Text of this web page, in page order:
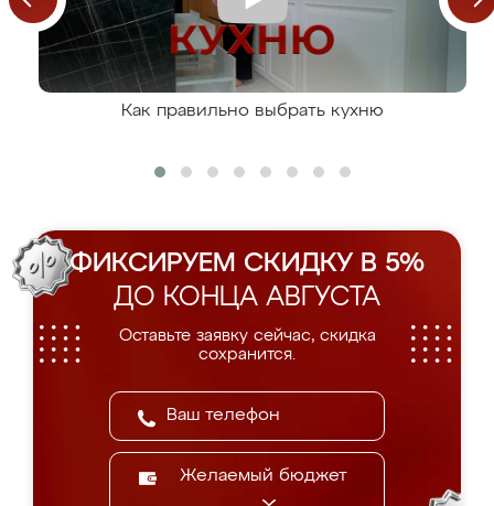
Как правильно выбрать кухню
ФИКСИРУЕМ СКИДКУ В 5%
ДО КОНЦА АВГУСТА
Оставьте заявку сейчас, скидка
сохранится.
Желаемый бюджет